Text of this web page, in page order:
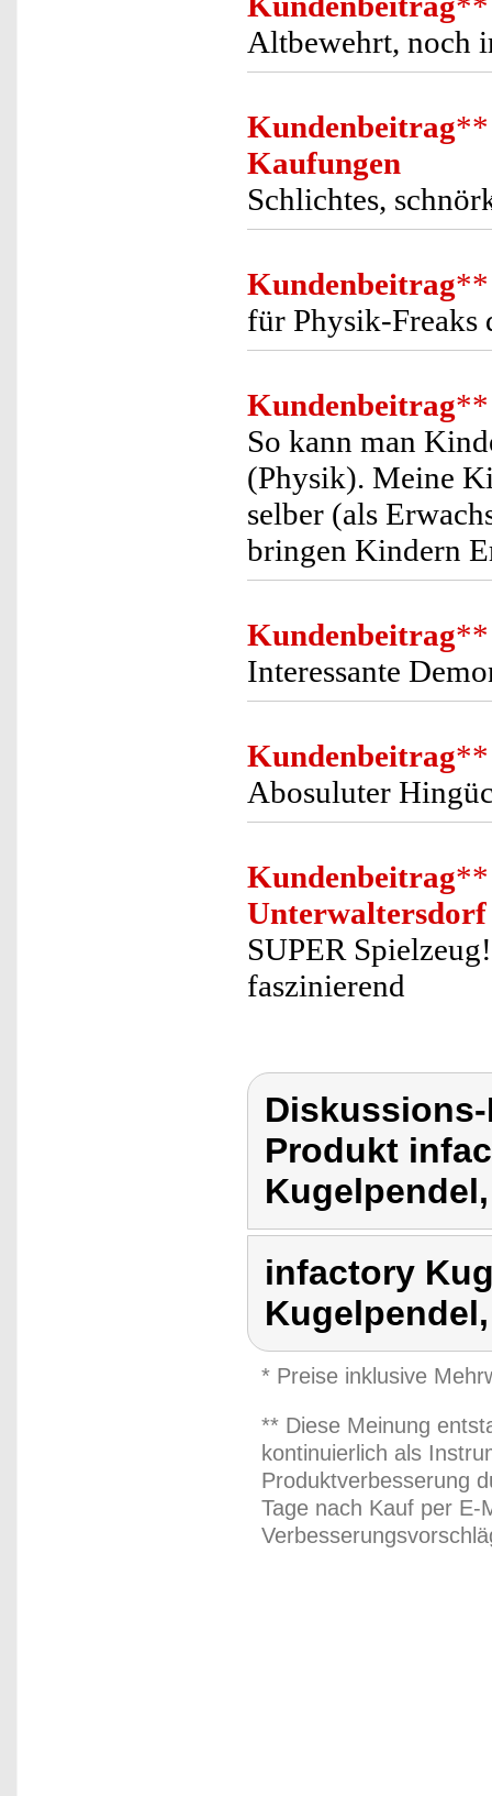
Altbewehrt, noch
Kundenbeitrag**
Kaufungen
Schlichtes,
Kundenbeitrag**
für Physik-Freaks
Kundenbeitrag**
So kann man
(Physik). Meine
selber (als
bringen Kindern
Kundenbeitrag**
Interessante
Kundenbeitrag**
Abosuluter
Kundenbeitrag**
Unterwaltersdorf
SUPER
faszinierend
Produkt
infactory
* Preise inklusive
** Diese Meinung
kontinuierlich als
Produktverbesserung
Tage nach Kauf per E-